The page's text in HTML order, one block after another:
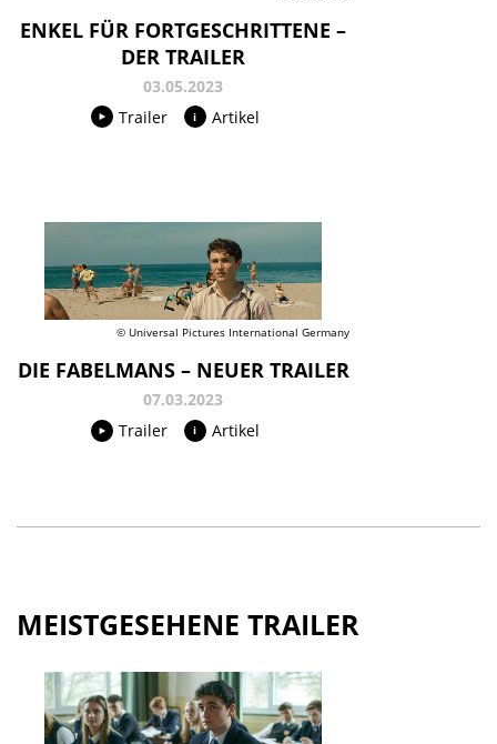
ENKEL FÜR FORTGESCHRITTENE –
DER TRAILER
03.05.2023
Trailer
Artikel
© Universal Pictures International Germany
DIE FABELMANS – NEUER TRAILER
07.03.2023
Trailer
Artikel
MEISTGESEHENE TRAILER